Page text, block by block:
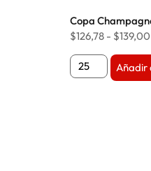
Copa
$126,78 - $139,00
Añadir